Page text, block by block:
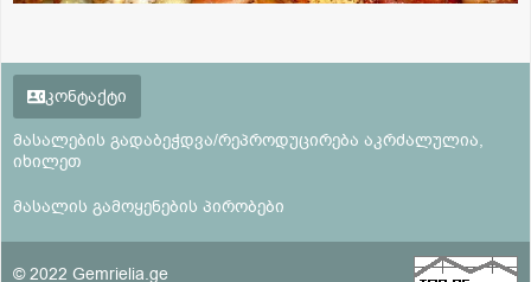
კონტაქტი
მასალების გადაბეჭდვა/რეპროდუცირება აკრძალულია,
იხილეთ
მასალის გამოყენების პირობები
© 2022 Gemrielia.ge